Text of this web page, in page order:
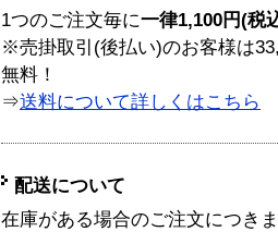
1つのご注文毎に一律1,100円(税
※売掛取引(後払い)のお客様は
無料！
⇒送料について詳しくはこちら
配送について
在庫がある場合のご注文につき